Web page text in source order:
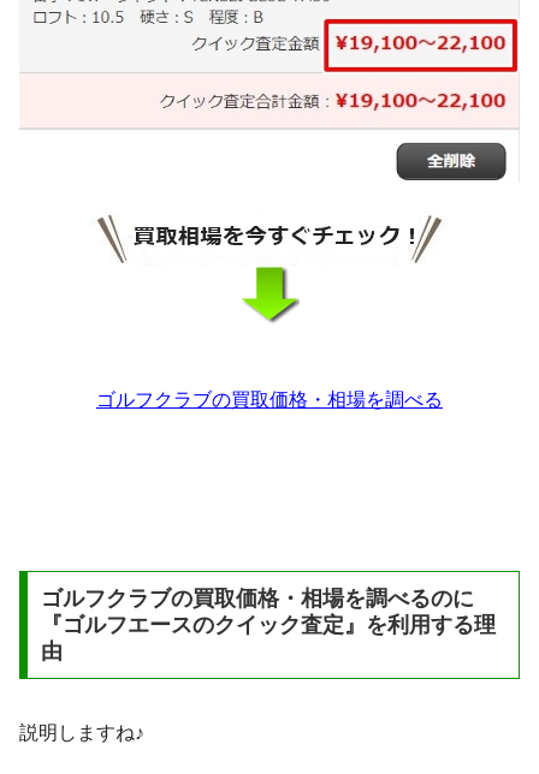
ゴルフクラブの買取価格・相場を調べる
ゴルフクラブの買取価格・相場を調べるのに
『ゴルフエースのクイック査定』を利用する理
由
説明しますね♪